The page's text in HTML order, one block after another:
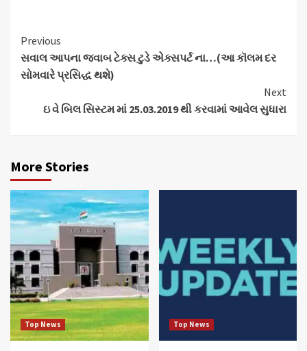
Continue
Reading
Previous
સવાલ આપના જવાબ ટેક્સ ટુડે એક્સપર્ટ ના…(આ કૉલમ દર
સોમવારે પ્રસિદ્ધ થશે)
Next
ઇ વે બિલ સિસ્ટમ માં 25.03.2019 થી કરવામાં આવેલ સુધારા
More Stories
Top News Top News